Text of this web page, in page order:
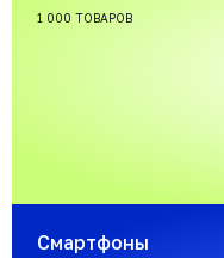
1 000 ТОВАРОВ
Смартфоны